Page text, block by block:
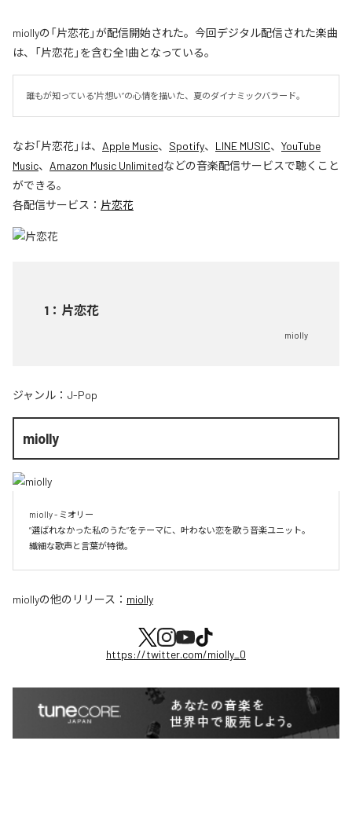
miollyの「片恋花」が配信開始された。今回デジタル配信された楽曲
は、「片恋花」を含む全1曲となっている。
誰もが知っている"片想い”の心情を描いた、夏のダイナミックバラード。
なお「片恋花」は、 Apple Music、 Spotify、 LINE MUSIC、 YouTube
Music、 Amazon Music Unlimitedなどの音楽配信サービスで聴くこと
ができる。
各配信サービス： 片恋花
1 ： 片恋花
miolly
ジャンル： J-Pop
miolly
miolly - ミオリー
”選ばれなかった私のうた”をテーマに、叶わない恋を歌う音楽ユニット。
miollyの他のリリース： miolly
https://twitter.com/miolly_0